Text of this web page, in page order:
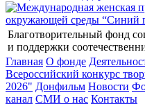
Благотворительный фонд
и поддержки
Главная О фонде
Всероссийский конкурс
2026" Донфильм Новости
канал СМИ о нас Контакты